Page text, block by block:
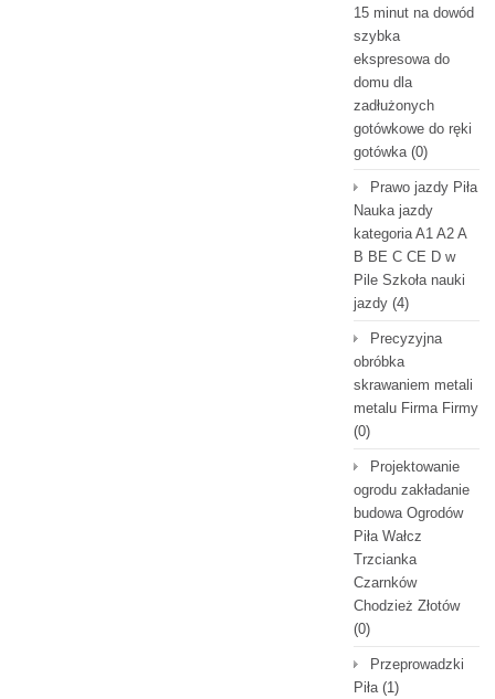
15 minut na dowód
szybka
ekspresowa do
domu dla
zadłużonych
gotówkowe do ręki
gotówka(0)
Prawo jazdy Piła
Nauka jazdy
kategoria A1 A2 A
B BE C CE D‎ w
Pile Szkoła nauki
jazdy (4)
Precyzyjna
obróbka
skrawaniem metali
metalu Firma Firmy
(0)
Projektowanie
ogrodu zakładanie
budowa Ogrodów
Piła Wałcz
Trzcianka
Czarnków
Chodzież Złotów
(0)
Przeprowadzki
Piła(1)